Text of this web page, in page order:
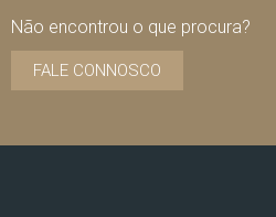
Não encontrou o que procura?
FALE CONNOSCO